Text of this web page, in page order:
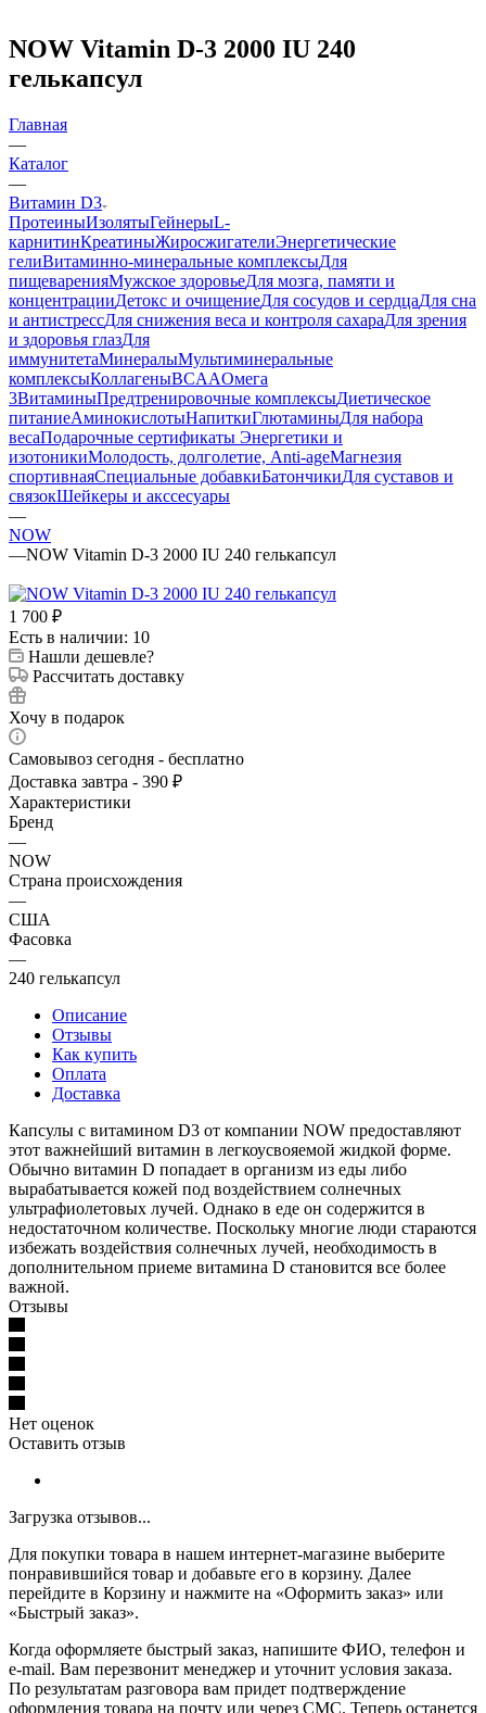
NOW Vitamin D-3 2000 IU 240
гелькапсул
Главная
—
Каталог
—
Витамин D3
ПротеиныИзолятыГейнерыL-
карнитинКреатиныЖиросжигателиЭнергетические
гелиВитаминно-минеральные комплексыДля
пищеваренияМужское здоровьеДля мозга, памяти и
концентрацииДетокс и очищениеДля сосудов и сердцаДля сна
и антистрессДля снижения веса и контроля сахараДля зрения
и здоровья глазДля
иммунитетаМинералыМультиминеральные
комплексыКоллагеныBCAAОмега
3ВитаминыПредтренировочные комплексыДиетическое
питаниеАминокислотыНапиткиГлютаминыДля набора
весаПодарочные сертификаты Энергетики и
изотоникиМолодость, долголетие, Anti-ageМагнезия
спортивнаяСпециальные добавкиБатончикиДля суставов и
связокШейкеры и акссесуары
—
NOW
—NOW Vitamin D-3 2000 IU 240 гелькапсул
1 700 ₽
Есть в наличии: 10
Нашли дешевле?
Рассчитать доставку
Хочу в подарок
Самовывоз сегодня - бесплатно
Доставка завтра - 390 ₽
Характеристики
Бренд
—
NOW
Страна происхождения
—
США
Фасовка
—
240 гелькапсул
Описание
Отзывы
Как купить
Оплата
Доставка
Капсулы с витамином D3 от компании NOW предоставляют
этот важнейший витамин в легкоусвояемой жидкой форме.
Обычно витамин D попадает в организм из еды либо
вырабатывается кожей под воздействием солнечных
ультрафиолетовых лучей. Однако в еде он содержится в
недостаточном количестве. Поскольку многие люди стараются
избежать воздействия солнечных лучей, необходимость в
дополнительном приеме витамина D становится все более
важной.
Отзывы
Нет оценок
Оставить отзыв
Загрузка отзывов...
Для покупки товара в нашем интернет-магазине выберите
понравившийся товар и добавьте его в корзину. Далее
перейдите в Корзину и нажмите на «Оформить заказ» или
«Быстрый заказ».
Когда оформляете быстрый заказ, напишите ФИО, телефон и
e-mail. Вам перезвонит менеджер и уточнит условия заказа.
По результатам разговора вам придет подтверждение
оформления товара на почту или через СМС. Теперь останется